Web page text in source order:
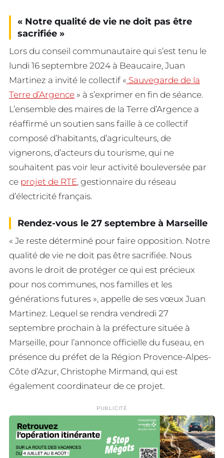
« Notre qualité de vie ne doit pas être
sacrifiée »
Lors du conseil communautaire qui s’est tenu le
lundi 16 septembre 2024 à Beaucaire, Juan
Martinez a invité le collectif « Sauvegarde de la
Terre d’Argence » à s’exprimer en fin de séance.
L’ensemble des maires de la Terre d’Argence a
réaffirmé un soutien sans faille à ce collectif
composé d’habitants, d’agriculteurs, de
vignerons, d’acteurs du tourisme, qui ne
souhaitent pas voir leur activité bouleversée par
ce projet de RTE, gestionnaire du réseau
d’électricité français.
Rendez-vous le 27 septembre à Marseille
« Je reste déterminé pour faire opposition. Notre
qualité de vie ne doit pas être sacrifiée. Nous
avons le droit de protéger ce qui est précieux
pour nos communes, nos familles et les
générations futures », appelle de ses vœux Juan
Martinez. Lequel se rendra vendredi 27
septembre prochain à la préfecture située à
Marseille, pour l’annonce officielle du fuseau, en
présence du préfet de la Région Provence-Alpes-
Côte d’Azur, Christophe Mirmand, qui est
également coordinateur de ce projet.
PUBLICITÉ